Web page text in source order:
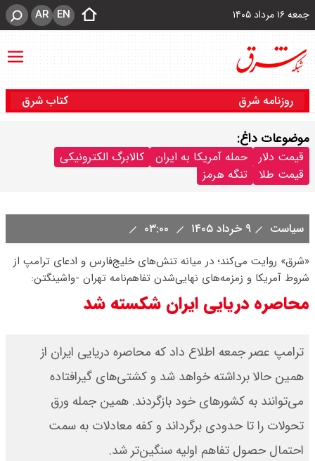
جمعه ۱۶ مرداد ۱۴۰۵ EN
AR
روزنامه شرق کتاب شرق
موضوعات داغ:
قیمت دلار حمله آمریکا به ایران
کالابرگ الکترونیکی
قیمت طلا
تنگه هرمز
سیاست ۹ خرداد ۱۴۰۵
«شرق» روایت می‌کند؛ در میانه تنش‌های خلیج‌فارس و ادعای ترامپ از
شروط آمریکا و زمزمه‌های نهایی‌شدن تفاهم‌نامه تهران -واشینگتن:
‌محاصره دریایی ایران شکسته شد
ترامپ عصر جمعه اطلاع داد که محاصره دریایی ایران از
همین حالا برداشته خواهد شد و کشتی‌های گیرافتاده
می‌توانند به کشورهای خود بازگردند. همین جمله ورق
تحولات را تا حدودی برگرداند و کفه معادلات به سمت
احتمال حصول تفاهم اولیه سنگین‌تر شد.